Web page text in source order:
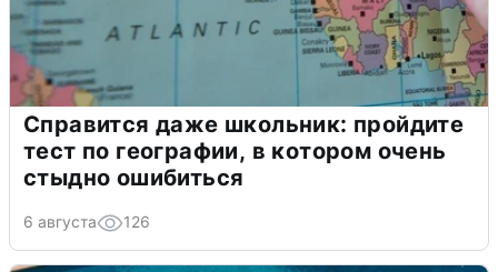
Справится даже школьник: пройдите
тест по географии, в котором очень
стыдно ошибиться
6 августа 126